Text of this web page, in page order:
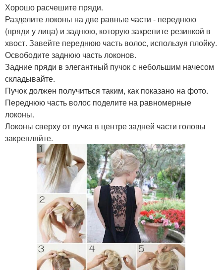
Хорошо расчешите пряди.
Разделите локоны на две равные части - переднюю
(пряди у лица) и заднюю, которую закрепите резинкой в
хвост. Завейте переднюю часть волос, используя плойку.
Освободите заднюю часть локонов.
Задние пряди в элегантный пучок с небольшим начесом
складывайте.
Пучок должен получиться таким, как показано на фото.
Переднюю часть волос поделите на равномерные
локоны.
Локоны сверху от пучка в центре задней части головы
закрепляйте.